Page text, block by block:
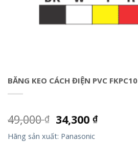
BĂNG KEO CÁCH ĐIỆN PVC FKPC10
49,000₫ 34,300₫
Hãng sản xuất: Panasonic